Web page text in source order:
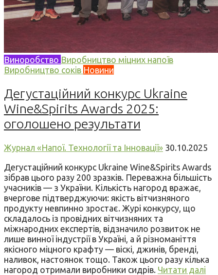
Виноробство Виробництво міцних напоїв
Виробництво соків Новини
Дегустаційний конкурс Ukraine
Wine&Spirits Awards 2025:
оголошено результати
Журнал «Напої. Технології та Інновації» 30.10.2025
Дегустаційний конкурс Ukraine Wine&Spirits Awards
зібрав цього разу 200 зразків. Переважна більшість
учасників — з України. Кількість нагород вражає,
вчергове підтверджуючи: якість вітчизняного
продукту невпинно зростає. Журі конкурсу, що
складалось із провідних вітчизняних та
міжнародних експертів, відзначило розвиток не
лише винної індустрії в Україні, а й різноманіття
якісного міцного крафту — віскі, джинів, бренді,
наливок, настоянок тощо. Також цього разу кілька
нагород отримали виробники сидрів. Читати далі